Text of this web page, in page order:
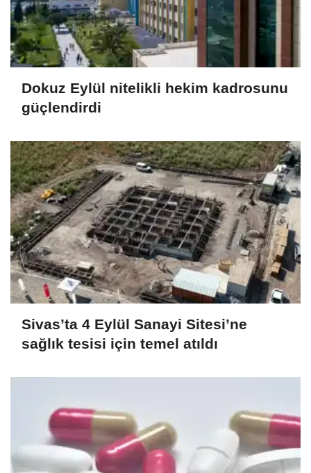
Dokuz Eylül nitelikli hekim kadrosunu
güçlendirdi
Sivas’ta 4 Eylül Sanayi Sitesi’ne
sağlık tesisi için temel atıldı